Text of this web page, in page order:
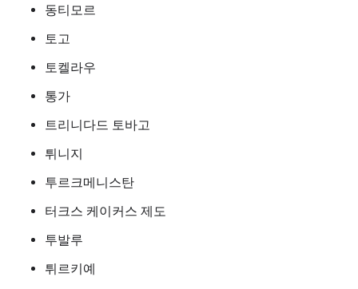
동티모르
토고
토켈라우
통가
트리니다드 토바고
튀니지
투르크메니스탄
터크스 케이커스 제도
투발루
튀르키예